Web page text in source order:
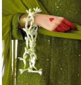
रा
ज
नी
ति
वि
श्ले